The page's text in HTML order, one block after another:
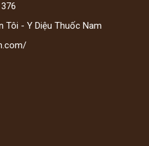
Tôi - Y Diệu Thuốc Nam